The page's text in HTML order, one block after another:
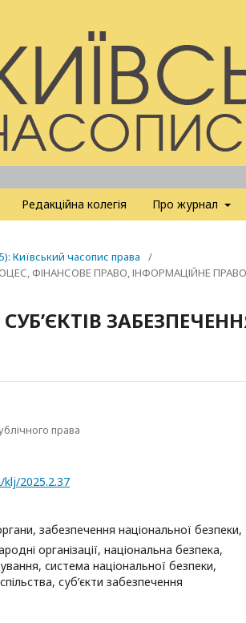
Редакційна колегія Про журнал
Київський часопис права
/
ФІНАНСОВЕ ПРАВО, ІНФОРМАЦІЙНЕ ПРАВО
права
2025.2.37
забезпечення національної безпеки,
організації, національна безпека,
система національної безпеки,
суб’єкти забезпечення